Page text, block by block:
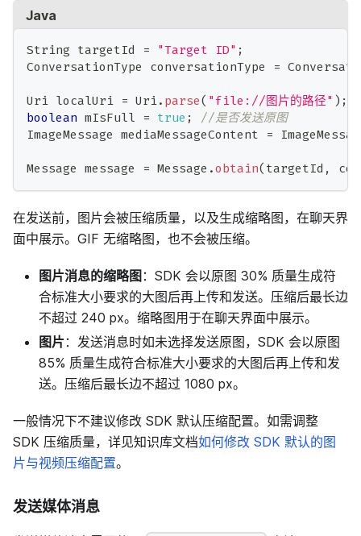
Java
String targetId = "Target ID" ;
ConversationType conversationType =
Uri localUri = Uri. parse( "file://图片的路径" ) ;
boolean mIsFull = true ;
//是否发送原图
ImageMessage mediaMessageContent =
Message message = Message .obtain( targetId ,
在发送前，图片会被压缩质量，以及生成缩略图，在聊天界
面中展示。GIF 无缩略图，也不会被压缩。
图片消息的缩略图：SDK 会以原图 30% 质量生成符
合标准大小要求的大图后再上传和发送。压缩后最长边
不超过 240 px。缩略图用于在聊天界面中展示。
图片：发送消息时如未选择发送原图，SDK 会以原图
85% 质量生成符合标准大小要求的大图后再上传和发
送。压缩后最长边不超过 1080 px。
一般情况下不建议修改 SDK 默认压缩配置。如需调整
SDK 压缩质量，详见知识库文档如何修改 SDK 默认的图
片与视频压缩配置。
发送媒体消息